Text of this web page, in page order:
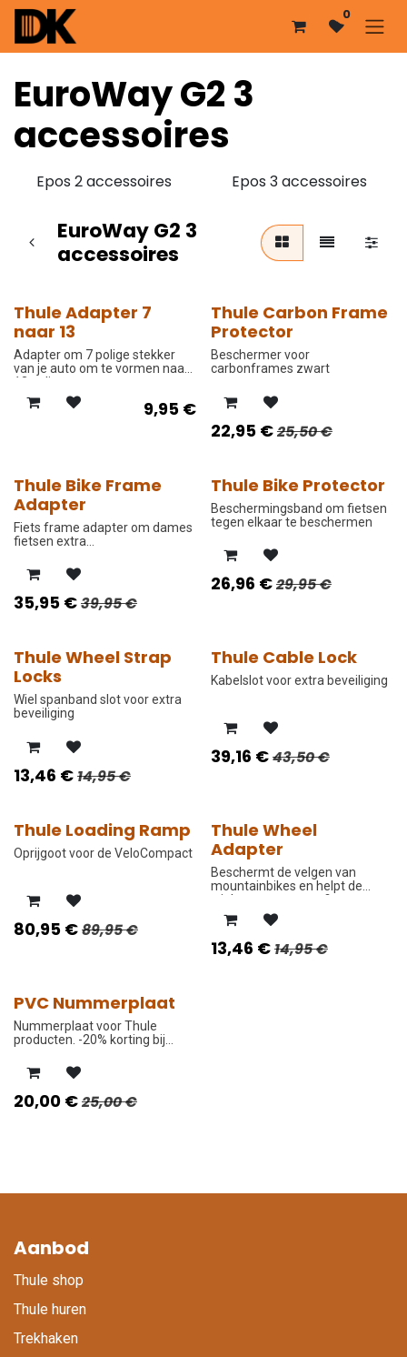
Overslaan naar inhoud 0
EuroWay G2 3
accessoires
Epos 2 accessoires Epos 3 accessoires
EuroWay G2 3
accessoires
Thule Adapter 7
naar 13
Adapter om 7 polige stekker
van je auto om te vormen naar
13 polig.
9,95€
-10%
Thule Carbon Frame
Protector
Beschermer voor
carbonframes zwart
22,95€25,50€
-10%
Thule Bike Frame
Adapter
Fiets frame adapter om dames
fietsen extra
bieden
35,95 €39,95€
-10%
Thule Bike Protector
Beschermingsband om fietsen
tegen elkaar te beschermen
26,96 €29,95€
-10%
Thule Wheel Strap
Locks
Wiel spanband slot voor extra
beveiliging
13,46 €14,95€
-10%
Thule Cable Lock
Kabelslot voor extra beveiliging
39,16 €43,50€
-10%
Thule Loading Ramp
Oprijgoot voor de VeloCompact
80,95 €89,95€
-10%
Thule Wheel
Adapter
Beschermt de velgen van
mountainbikes en helpt de
wielen van gewone fietsen vast
te zetten.
13,46 €14,95€
-20%
PVC Nummerplaat
Nummerplaat voor Thule
producten. -20% korting bij
in onze winkel of webshop.
20,00 €25,00€
Aanbod
Thule shop
Thule huren
Trekhaken